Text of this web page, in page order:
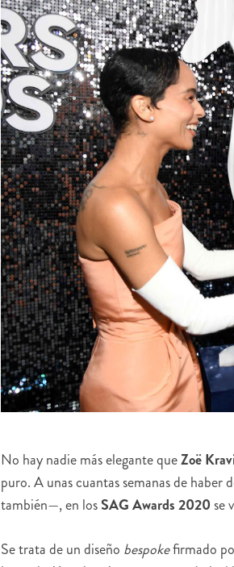
No hay nadie más elegante queZoë
puro. A unas cuantas semanas de haber
también—, en losSAG Awards 2020se
Se trata de un diseño bespokefirmado